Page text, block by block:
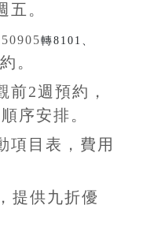
五。
轉8101、
。
前2週預約，
序安排。
項目表，費用
提供九折優